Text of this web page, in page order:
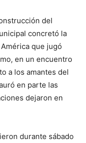
del
concretó la
que jugó
en un encuentro
a los amantes del
en parte las
dejaron en
durante sábado